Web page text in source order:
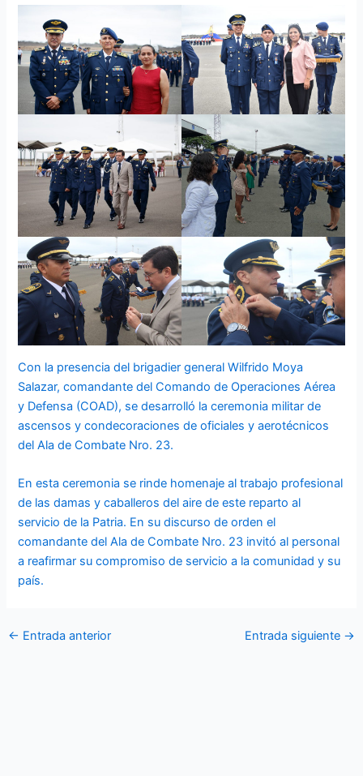
Con la presencia del brigadier general Wilfrido Moya
Salazar, comandante del Comando de Operaciones Aérea
y Defensa (COAD), se desarrolló la ceremonia militar de
ascensos y condecoraciones de oficiales y aerotécnicos
del Ala de Combate Nro. 23.
En esta ceremonia se rinde homenaje al trabajo profesional
de las damas y caballeros del aire de este reparto al
servicio de la Patria. En su discurso de orden el
comandante del Ala de Combate Nro. 23 invitó al personal
a reafirmar su compromiso de servicio a la comunidad y su
país.
← Entrada anterior Entrada siguiente →